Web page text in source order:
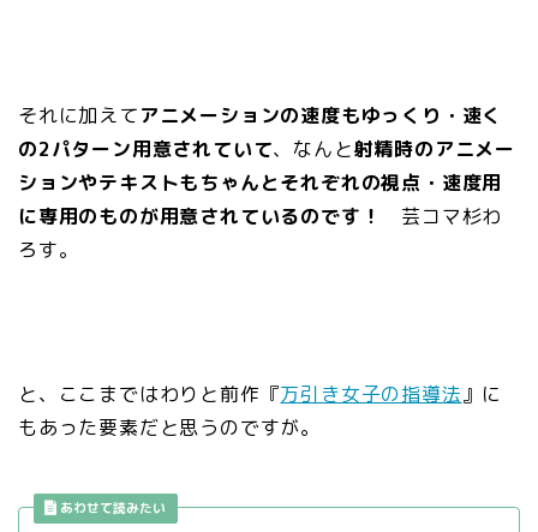
それに加えてアニメーションの速度もゆっくり・速く
の2パターン用意されていて、なんと射精時のアニメー
ションやテキストもちゃんとそれぞれの視点・速度用
に専用のものが用意されているのです！ 芸コマ杉わ
ろす。
と、ここまではわりと前作『万引き女子の指導法』に
もあった要素だと思うのですが。